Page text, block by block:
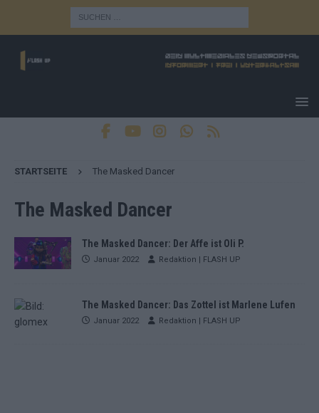
STARTSEITE The Masked Dancer
The Masked Dancer
The Masked Dancer: Der Affe ist Oli P.
Januar 2022 Redaktion | FLASH UP
The Masked Dancer: Das Zottel ist Marlene Lufen
Januar 2022 Redaktion | FLASH UP